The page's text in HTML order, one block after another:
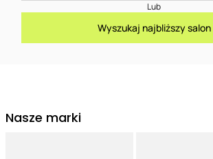
Lub
Wyszukaj najbliższy salon
Nasze marki